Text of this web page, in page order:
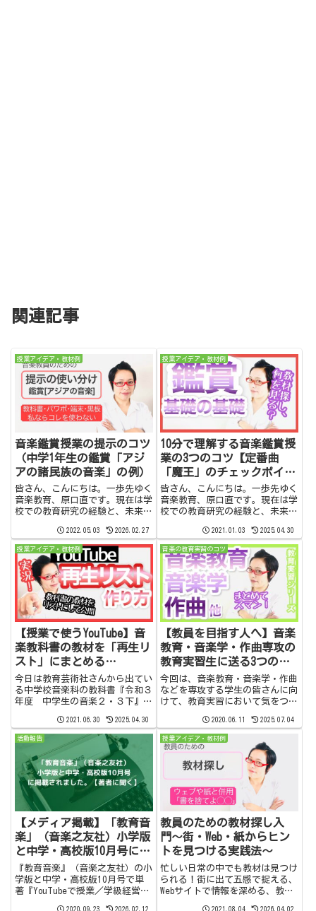
関連記事
授業アイデア・教材例
音楽鑑賞授業の提示のコツ
（中学1年生の鑑賞「アジ
アの諸民族の音楽」の例）
皆さん、こんにちは。一歩先ゆく
音楽教育、原口直です。現在は学
校での教育研究の経験と、未来に
発信しています。このYouTubeチ
ャンネルでは学び続ける先生と学
生さんのために、学校で役立つ情
報と提案を発信しています...
2022.05.03 2026.02.27
授業アイデア・教材例
10分で理解する音楽鑑賞授
業の3つのコツ【定番曲
「魔王」のチェックポイン
トも紹介】
皆さん、こんにちは。一歩先ゆく
音楽教育、原口直です。現在は学
校での教育研究の経験と、未来に
発信しています。このYouTubeチ
ャンネルでは学び続ける先生と学
生さんのために、学校で役立つ情
報と提案を発信しています...
2021.01.03 2025.04.30
授業アイデア・教材例
【授業で使うYouTube】音
楽教科書の教材を「再生リ
スト」にまとめる
（YouTube広告対策も紹
介）
今日は教育芸術社さんから出てい
る中学校音楽科の教科書『令和３
年度 中学生の音楽２・３下』に
ャンル(日本編)」にたくさんの教
材が載っていますので、これを１
つの再生リストにまとめる過程を
お見せします。授業・学級経
営...
2021.06.30 2025.04.30
音楽の教育実習のコツ
【教員を目指す人へ】音楽
教育・音楽学・作曲専攻の
教育実習生に送る3つのア
ドバイス
今回は、音楽教育・音楽学・作曲
などを専攻する学生の皆さんに向
けて、教育実習において気をつけ
す。合唱指導に対する心構え教育
実習では合唱指導が入る場合があ
ります。歌やピアノにあまり自信
がないという方もいるかもしれま
せ...
2020.06.11 2025.07.04
活動報告
【メディア掲載】「教育音
楽」（音楽之友社）小学版
と中学・高校版10月号に掲
載されました。【著者に聞
く】
『教育音楽』（音楽之友社）の小
学版と中学・高校版10月号で単
著『YouTubeで授業／学級経営や
2020.09.23 2026.02.12
授業アイデア・教材例
教員のための教材探し入
門〜街・Web・紙からヒン
トを見つける実践法〜
忙しい日常の中でも教材は見つけ
られる！街に出て五感で捉える、
Webサイトで情報を深める、教科
2021.08.04 2026.04.02